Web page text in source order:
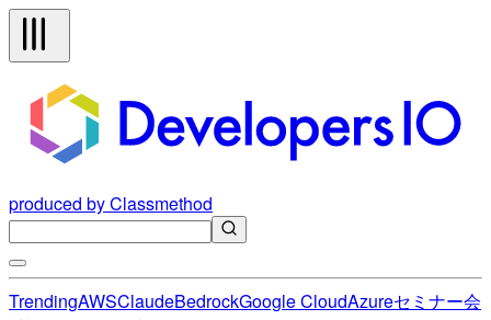
produced by Classmethod
TrendingAWSClaudeBedrockGoogle CloudAzureセミナー会